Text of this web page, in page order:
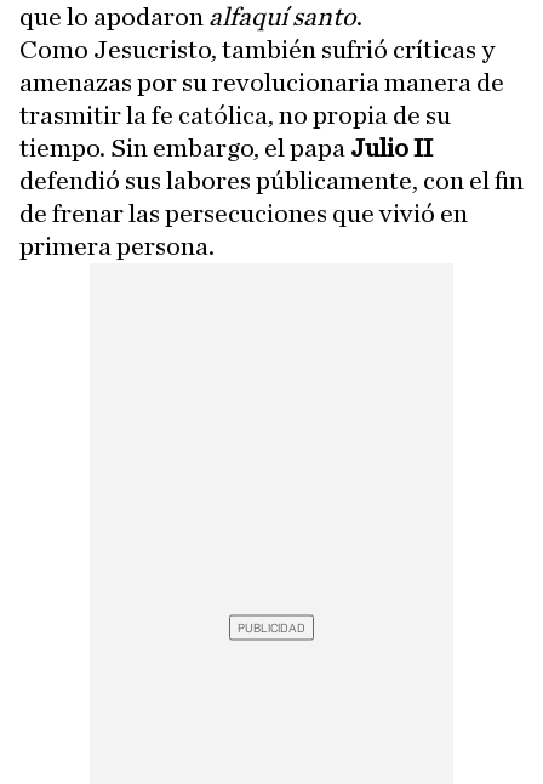
que lo apodaron alfaquí santo.
Como Jesucristo, también sufrió críticas y
amenazas por su revolucionaria manera de
trasmitir la fe católica, no propia de su
tiempo. Sin embargo, el papa Julio II
defendió sus labores públicamente, con el fin
de frenar las persecuciones que vivió en
primera persona.